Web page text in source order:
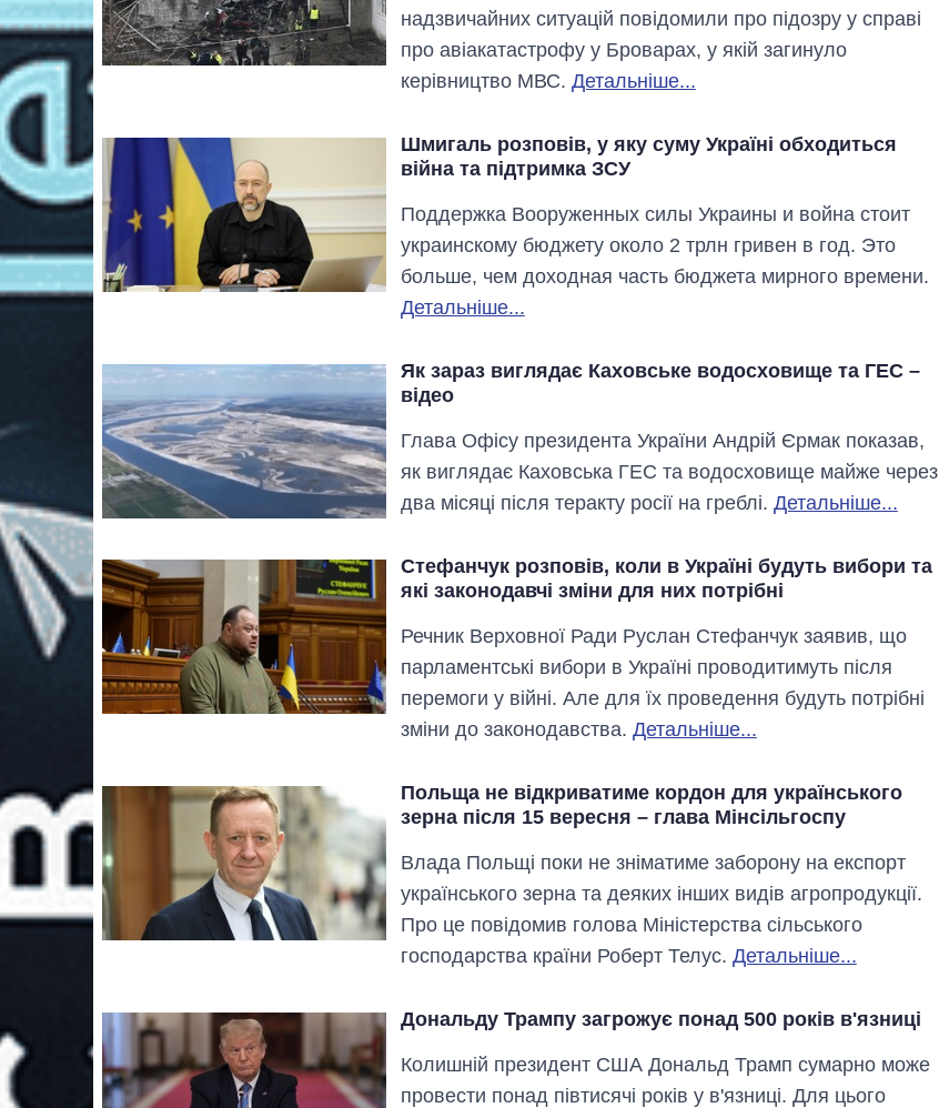
надзвичайних ситуацій повідомили про підозру у справі
про авіакатастрофу у Броварах, у якій загинуло
керівництво МВС. Детальніше...
Шмигаль розповів, у яку суму Україні обходиться
війна та підтримка ЗСУ
Поддержка Вооруженных силы Украины и война стоит
украинскому бюджету около 2 трлн гривен в год. Это
больше, чем доходная часть бюджета мирного времени.
Детальніше...
Як зараз виглядає Каховське водосховище та ГЕС –
відео
Глава Офісу президента України Андрій Єрмак показав,
як виглядає Каховська ГЕС та водосховище майже через
два місяці після теракту росії на греблі. Детальніше...
Стефанчук розповів, коли в Україні будуть вибори та
які законодавчі зміни для них потрібні
Речник Верховної Ради Руслан Стефанчук заявив, що
парламентські вибори в Україні проводитимуть після
перемоги у війні. Але для їх проведення будуть потрібні
зміни до законодавства. Детальніше...
Польща не відкриватиме кордон для українського
зерна після 15 вересня – глава Мінсільгоспу
Влада Польщі поки не зніматиме заборону на експорт
українського зерна та деяких інших видів агропродукції.
Про це повідомив голова Міністерства сільського
господарства країни Роберт Телус. Детальніше...
Дональду Трампу загрожує понад 500 років в'язниці
Колишній президент США Дональд Трамп сумарно може
провести понад півтисячі років у в'язниці. Для цього